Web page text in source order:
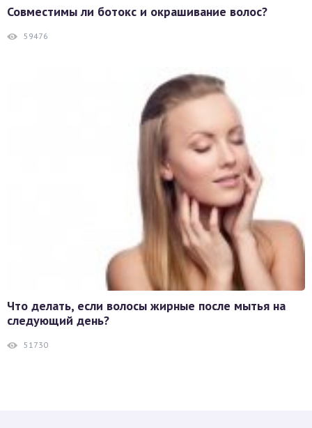
Совместимы ли ботокс и окрашивание волос?
59476
Что делать, если волосы жирные после мытья на
следующий день?
51730